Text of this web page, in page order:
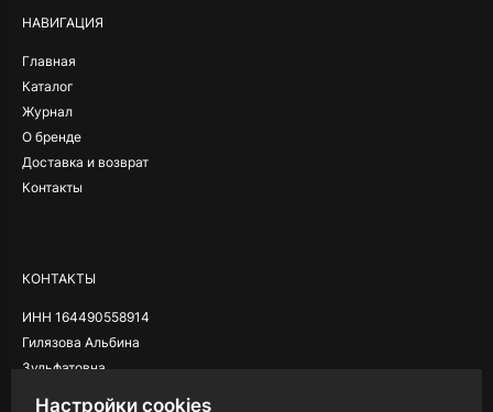
НАВИГАЦИЯ
Главная
Каталог
Журнал
О бренде
Доставка и возврат
Контакты
КОНТАКТЫ
ИНН 164490558914
Гилязова Альбина
Зульфатовна
Настройки cookies